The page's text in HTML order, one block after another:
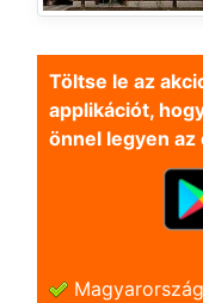
Töltse le az
applikációt,
önnel legyen az